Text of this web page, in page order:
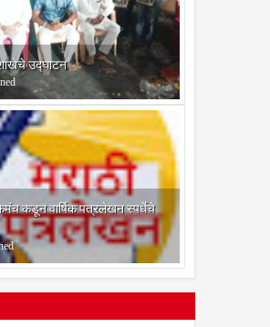
कडून वार्षिक पत्रलेखन स्पर्धेचे
गाढवे यांचा सत्कार